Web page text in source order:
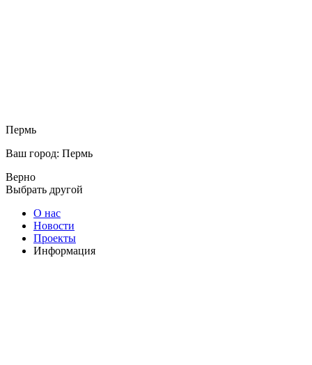
Пермь
Ваш город: Пермь
Верно
Выбрать другой
О нас
Новости
Проекты
Информация